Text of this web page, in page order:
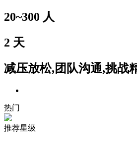
20~300 人
2 天
减压放松,团队沟通,挑战
热门
推荐星级